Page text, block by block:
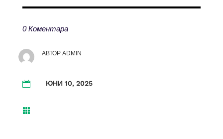
0 Коментара
АВТОР ADMIN
 ЮНИ 10, 2025
